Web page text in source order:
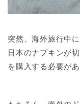
突然、海外旅行中
日本のナプキンが
を購入する必要があ